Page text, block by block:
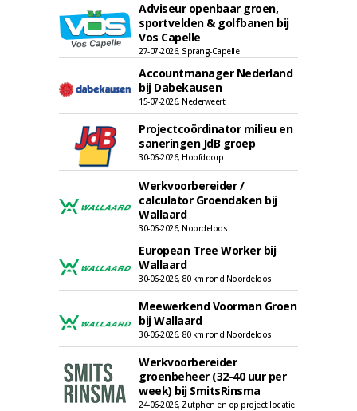
Adviseur openbaar groen,
sportvelden & golfbanen bij
Vos Capelle
27-07-2026, Sprang-Capelle
Accountmanager Nederland
bij Dabekausen
15-07-2026, Nederweert
Projectcoördinator milieu en
saneringen JdB groep
30-06-2026, Hoofddorp
Werkvoorbereider /
calculator Groendaken bij
Wallaard
30-06-2026, Noordeloos
European Tree Worker bij
Wallaard
30-06-2026, 80 km rond Noordeloos
Meewerkend Voorman Groen
bij Wallaard
30-06-2026, 80 km rond Noordeloos
Werkvoorbereider
groenbeheer (32-40 uur per
week) bij SmitsRinsma
24-06-2026, Zutphen en op project locatie